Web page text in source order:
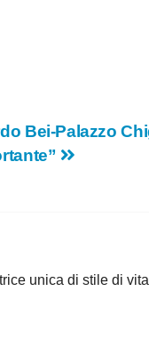
Bei-Palazzo
unica di stile di